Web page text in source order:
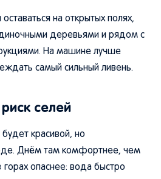
на открытых полях,
деревьями и рядом с
На машине лучше
самый сильный ливень.
селей
будет красивой, но
Днём там комфортнее, чем
горах опаснее: вода быстро